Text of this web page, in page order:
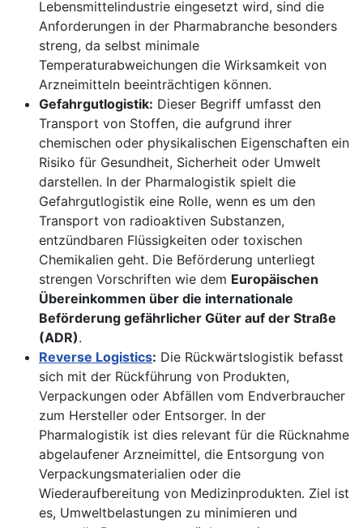
Lebensmittelindustrie eingesetzt wird, sind die
Anforderungen in der Pharmabranche besonders
streng, da selbst minimale
Temperaturabweichungen die Wirksamkeit von
Arzneimitteln beeinträchtigen können.
Gefahrgutlogistik: Dieser Begriff umfasst den
Transport von Stoffen, die aufgrund ihrer
chemischen oder physikalischen Eigenschaften ein
Risiko für Gesundheit, Sicherheit oder Umwelt
darstellen. In der Pharmalogistik spielt die
Gefahrgutlogistik eine Rolle, wenn es um den
Transport von radioaktiven Substanzen,
entzündbaren Flüssigkeiten oder toxischen
Chemikalien geht. Die Beförderung unterliegt
strengen Vorschriften wie dem Europäischen
Übereinkommen über die internationale
Beförderung gefährlicher Güter auf der Straße
(ADR).
Reverse Logistics: Die Rückwärtslogistik befasst
sich mit der Rückführung von Produkten,
Verpackungen oder Abfällen vom Endverbraucher
zum Hersteller oder Entsorger. In der
Pharmalogistik ist dies relevant für die Rücknahme
abgelaufener Arzneimittel, die Entsorgung von
Verpackungsmaterialien oder die
Wiederaufbereitung von Medizinprodukten. Ziel ist
es, Umweltbelastungen zu minimieren und